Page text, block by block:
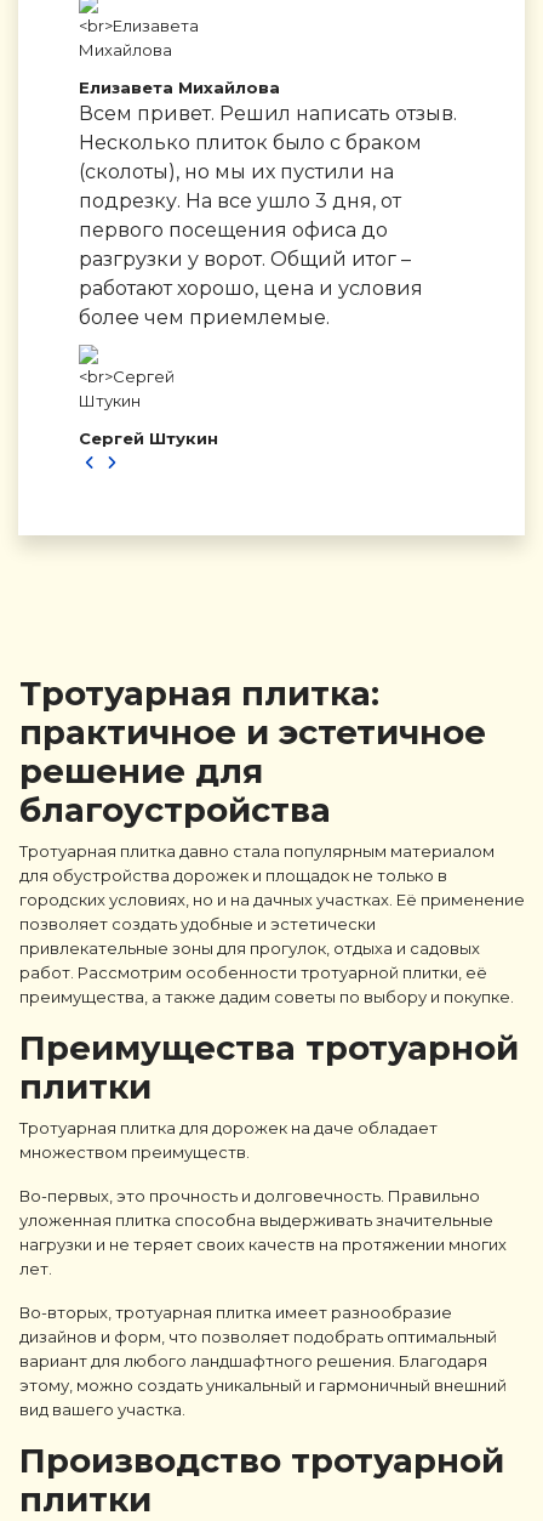
Елизавета Михайлова
Всем привет. Решил написать отзыв.
Несколько плиток было с браком
(сколоты), но мы их пустили на
подрезку. На все ушло 3 дня, от
первого посещения офиса до
разгрузки у ворот. Общий итог –
работают хорошо, цена и условия
более чем приемлемые.
Сергей Штукин
Тротуарная плитка:
практичное и эстетичное
решение для
благоустройства
Тротуарная плитка давно стала популярным материалом
для обустройства дорожек и площадок не только в
городских условиях, но и на дачных участках. Её применение
позволяет создать удобные и эстетически
привлекательные зоны для прогулок, отдыха и садовых
работ. Рассмотрим особенности тротуарной плитки, её
преимущества, а также дадим советы по выбору и покупке.
Преимущества тротуарной
плитки
Тротуарная плитка для дорожек на даче обладает
множеством преимуществ.
Во-первых, это прочность и долговечность. Правильно
уложенная плитка способна выдерживать значительные
нагрузки и не теряет своих качеств на протяжении многих
лет.
Во-вторых, тротуарная плитка имеет разнообразие
дизайнов и форм, что позволяет подобрать оптимальный
вариант для любого ландшафтного решения. Благодаря
этому, можно создать уникальный и гармоничный внешний
вид вашего участка.
Производство тротуарной
плитки